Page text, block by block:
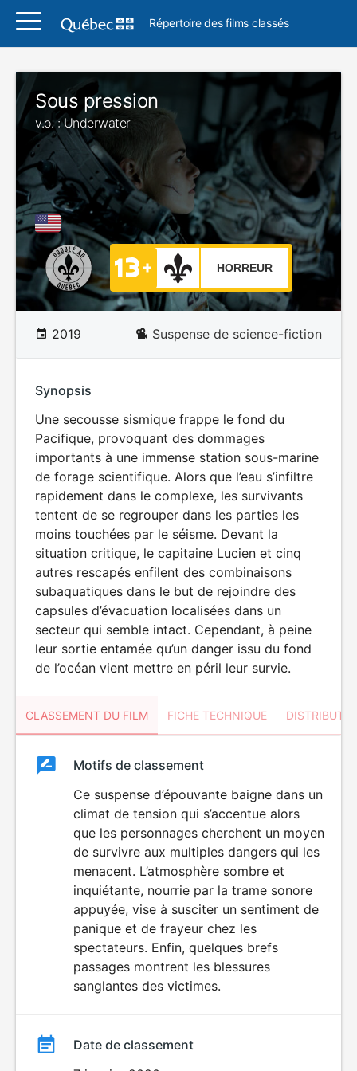
Répertoire des films classés
Sous pression
v.o. : Underwater
HORREUR
2019 Suspense de science-fiction
Synopsis
Une secousse sismique frappe le fond du
Pacifique, provoquant des dommages
importants à une immense station sous-marine
de forage scientifique. Alors que l’eau s’infiltre
rapidement dans le complexe, les survivants
tentent de se regrouper dans les parties les
moins touchées par le séisme. Devant la
situation critique, le capitaine Lucien et cinq
autres rescapés enfilent des combinaisons
subaquatiques dans le but de rejoindre des
capsules d’évacuation localisées dans un
secteur qui semble intact. Cependant, à peine
leur sortie entamée qu’un danger issu du fond
de l’océan vient mettre en péril leur survie.
CLASSEMENT DU FILM FICHE TECHNIQUE
ClassementClassement
HORREUR
Motifs de classement
Ce suspense d’épouvante baigne dans un
climat de tension qui s’accentue alors
que les personnages cherchent un moyen
de survivre aux multiples dangers qui les
menacent. L’atmosphère sombre et
inquiétante, nourrie par la trame sonore
appuyée, vise à susciter un sentiment de
panique et de frayeur chez les
spectateurs. Enfin, quelques brefs
passages montrent les blessures
sanglantes des victimes.
Date de classement